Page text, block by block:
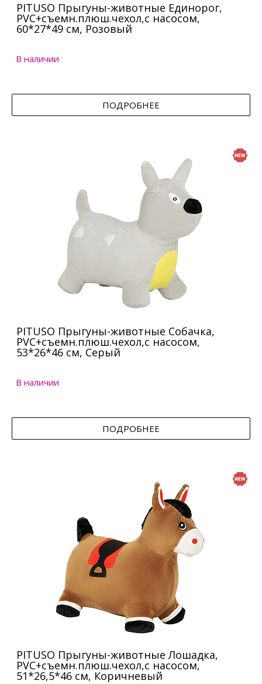
PITUSO Прыгуны-животные Единорог,
PVC+съемн.плюш.чехол,с насосом,
60*27*49 см, Розовый
В наличии
ПОДРОБНЕЕ
PITUSO Прыгуны-животные Собачка,
PVC+съемн.плюш.чехол,с насосом,
53*26*46 см, Серый
В наличии
ПОДРОБНЕЕ
PITUSO Прыгуны-животные Лошадка,
PVC+съемн.плюш.чехол,с насосом,
51*26,5*46 см, Коричневый